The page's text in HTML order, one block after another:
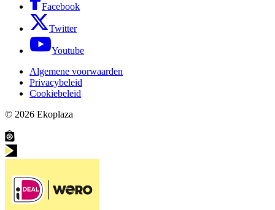
Facebook
Twitter
Youtube
Algemene voorwaarden
Privacybeleid
Cookiebeleid
© 2026 Ekoplaza